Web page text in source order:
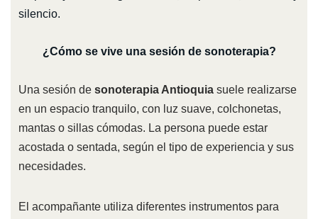
silencio.
¿Cómo se vive una sesión de sonoterapia?
Una sesión de sonoterapia Antioquiasuele realizarse
en un espacio tranquilo, con luz suave, colchonetas,
mantas o sillas cómodas. La persona puede estar
acostada o sentada, según el tipo de experiencia y sus
necesidades.
El acompañante utiliza diferentes instrumentos para